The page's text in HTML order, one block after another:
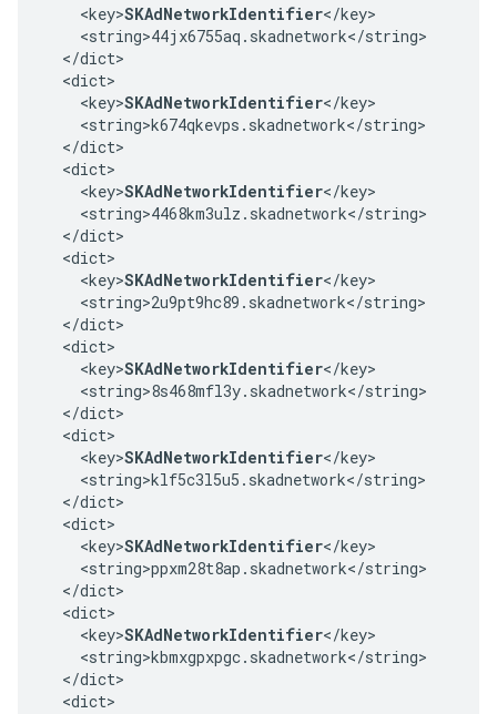
    <key>
SKAdNetworkIdentifier</key>
    <string>44jx6755aq.skadnetwork</string>
  </dict>
  <dict>
    <key>
SKAdNetworkIdentifier</key>
    <string>k674qkevps.skadnetwork</string>
  </dict>
  <dict>
    <key>
SKAdNetworkIdentifier</key>
    <string>4468km3ulz.skadnetwork</string>
  </dict>
  <dict>
    <key>
SKAdNetworkIdentifier</key>
    <string>2u9pt9hc89.skadnetwork</string>
  </dict>
  <dict>
    <key>
SKAdNetworkIdentifier</key>
    <string>8s468mfl3y.skadnetwork</string>
  </dict>
  <dict>
    <key>
SKAdNetworkIdentifier</key>
    <string>klf5c3l5u5.skadnetwork</string>
  </dict>
  <dict>
    <key>
SKAdNetworkIdentifier</key>
    <string>ppxm28t8ap.skadnetwork</string>
  </dict>
  <dict>
    <key>
SKAdNetworkIdentifier</key>
    <string>kbmxgpxpgc.skadnetwork</string>
  </dict>
  <dict>